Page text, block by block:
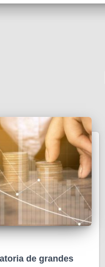
de grandes